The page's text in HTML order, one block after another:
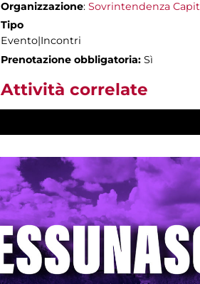
Organizzazione: Sovrintendenza
Tipo
Evento|Incontri
Prenotazione obbligatoria: Sì
Attività correlate